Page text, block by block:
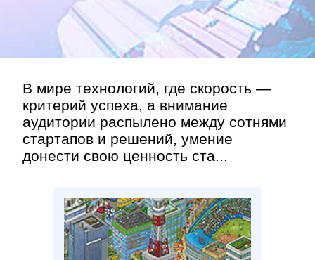
В мире технологий, где скорость —
критерий успеха, а внимание
аудитории распылено между сотнями
стартапов и решений, умение
донести свою ценность ста...
Контакт